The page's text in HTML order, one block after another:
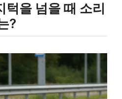
턱을 넘을 때 소리
?